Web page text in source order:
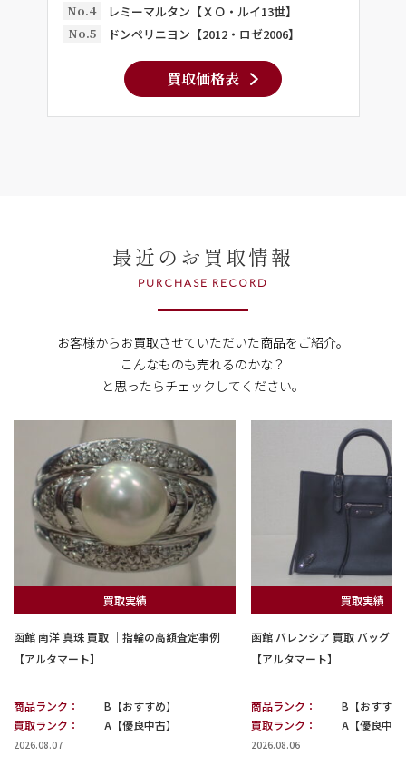
No.4
レミーマルタン【ＸＯ・ルイ13世】
No.5
ドンペリニヨン【2012・ロゼ2006】
買取価格表
最近のお買取情報
PURCHASE RECORD
お客様からお買取させていただいた商品をご紹介。
こんなものも売れるのかな？
と思ったらチェックしてください。
買取実績
函館 南洋 真珠 買取 ｜指輪の高額査定事例
【アルタマート】
商品ランク：
B【おすすめ】
買取ランク：
A【優良中古】
2026.08.07
買取実績
函館 バレンシア 買取 バッグ｜
【アルタマート】
商品ランク：
B【おすすめ
買取ランク：
A【優良中古
2026.08.06